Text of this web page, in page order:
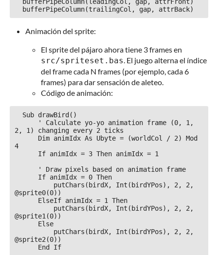
Animación del sprite:
El sprite del pájaro ahora tiene 3 frames en
src/spriteset.bas. El juego alterna el índice
del frame cada N frames (por ejemplo, cada 6
frames) para dar sensación de aleteo.
Código de animación:
2, 1) changing every 2 ticks
4
@sprite0(0))
@sprite1(0))
@sprite2(0))